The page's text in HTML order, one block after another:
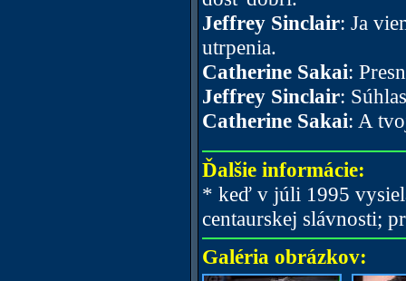
Jeffrey Sinclair: Ja
utrpenia.
Catherine Sakai:
Jeffrey Sinclair:
Catherine Sakai: A
Ďalšie informácie:
* keď v júli 1995
centaurskej slávnosti;
Galéria obrázkov: